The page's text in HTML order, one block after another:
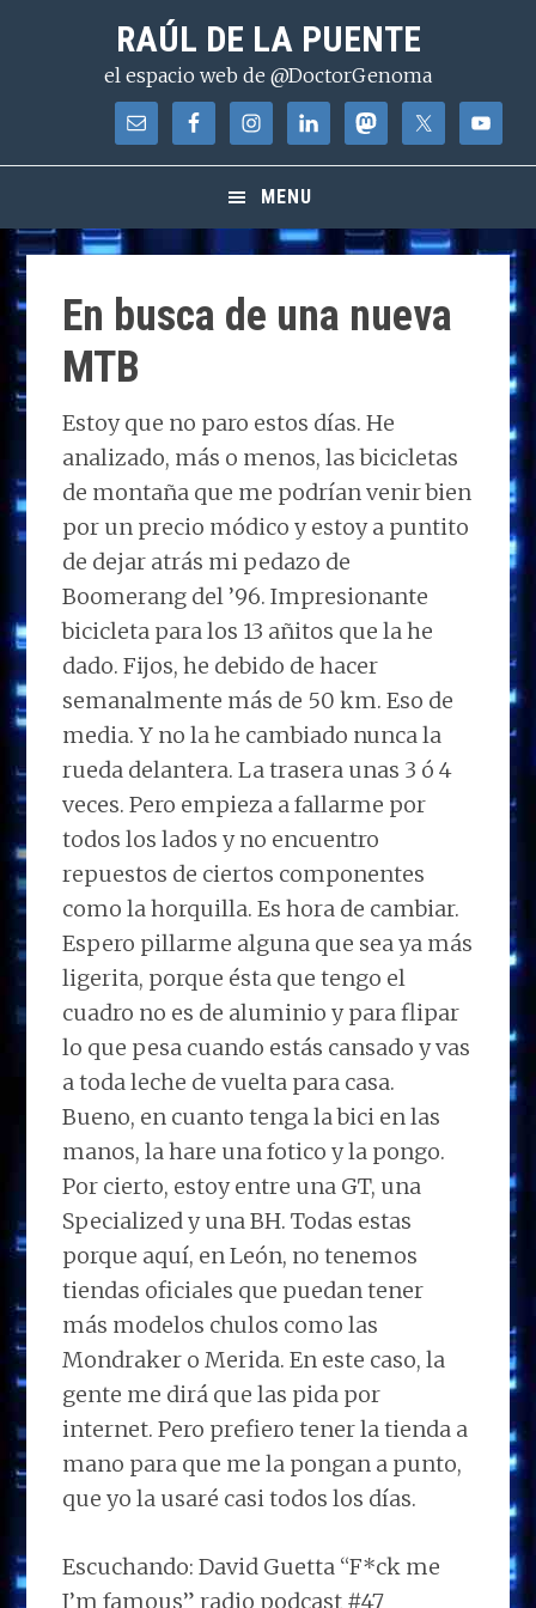
contenido
RAÚL DE LA PUENTE
el espacio web de @DoctorGenoma
MENU
En busca de una nueva
MTB
Estoy que no paro estos días. He
analizado, más o menos, las bicicletas
de montaña que me podrían venir bien
por un precio módico y estoy a puntito
de dejar atrás mi pedazo de
Boomerang del ’96. Impresionante
bicicleta para los 13 añitos que la he
dado. Fijos, he debido de hacer
semanalmente más de 50 km. Eso de
media. Y no la he cambiado nunca la
rueda delantera. La trasera unas 3 ó 4
veces. Pero empieza a fallarme por
todos los lados y no encuentro
repuestos de ciertos componentes
como la horquilla. Es hora de cambiar.
Espero pillarme alguna que sea ya más
ligerita, porque ésta que tengo el
cuadro no es de aluminio y para flipar
lo que pesa cuando estás cansado y vas
a toda leche de vuelta para casa.
Bueno, en cuanto tenga la bici en las
manos, la hare una fotico y la pongo.
Por cierto, estoy entre una GT, una
Specialized y una BH. Todas estas
porque aquí, en León, no tenemos
tiendas oficiales que puedan tener
más modelos chulos como las
Mondraker o Merida. En este caso, la
gente me dirá que las pida por
internet. Pero prefiero tener la tienda a
mano para que me la pongan a punto,
que yo la usaré casi todos los días.
Escuchando: David Guetta “F*ck me
I’m famous” radio podcast #47